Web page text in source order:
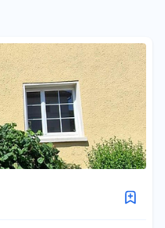
m²
für Fläche zurücksetzen